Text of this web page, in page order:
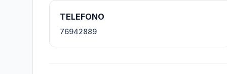
TELEFONO
76942889